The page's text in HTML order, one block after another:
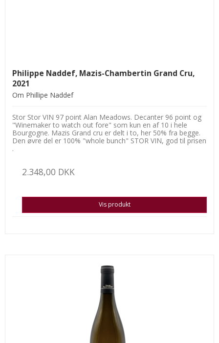
Philippe Naddef, Mazis-Chambertin Grand Cru,
2021
Om Phillipe Naddef
Stor Stor VIN 97 point Alan Meadows. Decanter 96 point og
"Winemaker to watch out fore" som kun en af 10 i hele
Bourgogne. Mazis Grand cru er delt i to, her 50% fra begge.
Den øvre del er 100% "whole bunch" STOR VIN, god til prisen
.
2.348,00 DKK
Vis produkt